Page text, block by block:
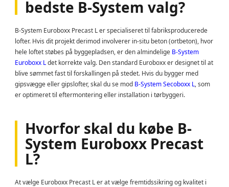
bedste B-System valg?
B-System Euroboxx Precast L er specialiseret til fabriksproducerede
lofter. Hvis dit projekt derimod involverer in-situ beton (ortbeton), hvor
hele loftet støbes på byggepladsen, er den almindelige B-System
Euroboxx Ldet korrekte valg. Den standard Euroboxx er designet til at
blive sømmet fast til forskallingen på stedet. Hvis du bygger med
gipsvægge eller gipslofter, skal du se mod B-System Secoboxx L, som
er optimeret til eftermontering eller installation i tørbyggeri.
Hvorfor skal du købe B-
System Euroboxx Precast
L?
At vælge Euroboxx Precast L er at vælge fremtidssikring og kvalitet i